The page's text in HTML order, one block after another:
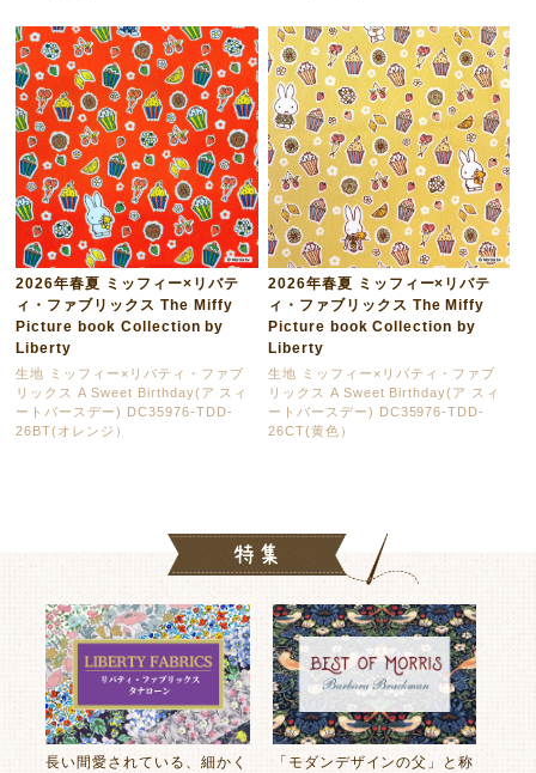
2026年春夏 ミッフィー×リバテ
ィ・ファブリックス The Miffy
Picture book Collection by
Liberty
生地 ミッフィー×リバティ・ファブ
リックス A Sweet Birthday(ア スィ
ートバースデー) DC35976-TDD-
26BT(オレンジ）
2026年春夏 ミッフィー×リバテ
ィ・ファブリックス The Miffy
Picture book Collection by
Liberty
生地 ミッフィー×リバティ・ファブ
リックス A Sweet Birthday(ア スィ
ートバースデー) DC35976-TDD-
26CT(黄色）
長い間愛されている、細かく
「モダンデザインの父」と称